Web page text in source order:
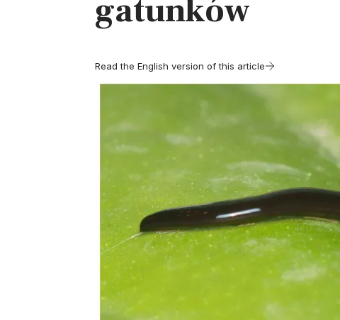
gatunków
Read the English version of this article